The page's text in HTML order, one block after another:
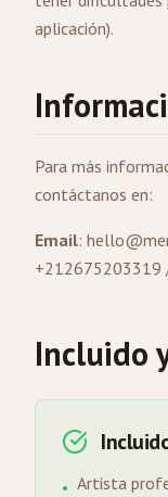
aplicación).
Para más
contáctanos en:
Email:
Incluido
• Artista